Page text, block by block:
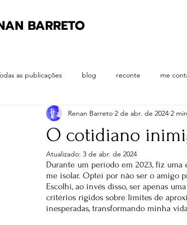
BARRETO
as publicações blog reconte me
O cotidiano
Renan Barreto 2 de abr. de 2024 2
Atualizado: 3 de abr. de 2024
Durante um período em 2023, fiz
me isolar. Optei por não ser o amigo
Escolhi, ao invés disso, ser apenas
critérios rígidos sobre limites de
inesperadas, transformando minha